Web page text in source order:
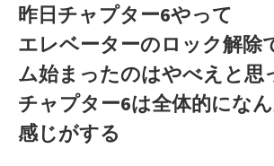
昨日チャプター6やって
エレベーターのロック解除
ム始まったのはやべえと思
チャプター6は全体的にな
感じがする